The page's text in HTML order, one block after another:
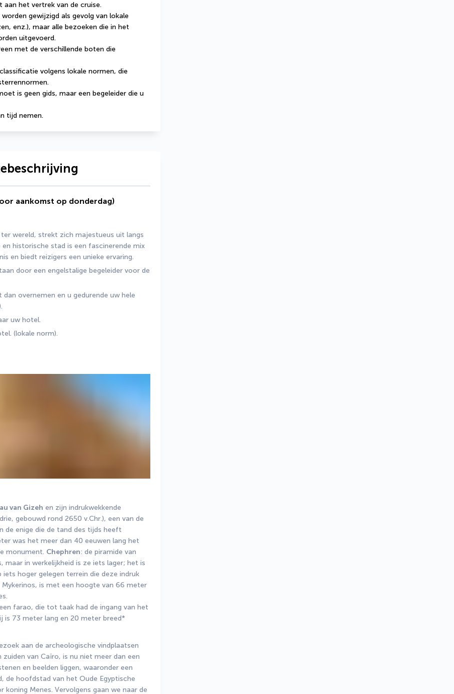
het vertrek van de cruise.
gewijzigd als gevolg van lokale
enz.), maar alle bezoeken die in het
uitgevoerd.
met de verschillende boten die
volgens lokale normen, die
is geen gids, maar een begeleider die u
tijd nemen.
aankomst op donderdag)
wereld, strekt zich majestueus uit langs
historische stad is een fascinerende mix
en biedt reizigers een unieke ervaring.
door een engelstalige begeleider voor de
overnemen en u gedurende uw hele
uw hotel.
(lokale norm).
van Gizeh en zijn indrukwekkende
gebouwd rond 2650 v.Chr.), een van de
de enige die de tand des tijds heeft
was het meer dan 40 eeuwen lang het
monument. Chephren: de piramide van
maar in werkelijkheid is ze iets lager; het is
hoger gelegen terrein die deze indruk
is met een hoogte van 66 meter
farao, die tot taak had de ingang van het
is 73 meter lang en 20 meter breed*
aan de archeologische vindplaatsen
zuiden van Caïro, is nu niet meer dan een
en beelden liggen, waaronder een
de hoofdstad van het Oude Egyptische
Menes. Vervolgens gaan we naar de